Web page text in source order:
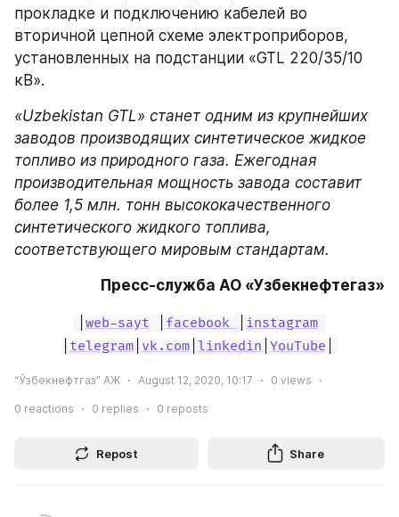
прокладке и подключению кабелей во
вторичной цепной схеме электроприборов,
установленных на подстанции «GTL 220/35/10
кВ».
«Uzbekistan GTL» станет одним из крупнейших
заводов производящих синтетическое жидкое
топливо из природного газа. Ежегодная
производительная мощность завода составит
более 1,5 млн. тонн высококачественного
синтетического жидкого топлива,
соответствующего мировым стандартам.
Пресс-служба АО «Узбекнефтегаз»
web-sayt facebook
instagram
telegram| vk.com| linkedin YouTube
“Ўзбекнефтгаз” АЖ August 12, 2020, 10:17 0 views
0 reactions 0 replies 0 reposts
Repost Share